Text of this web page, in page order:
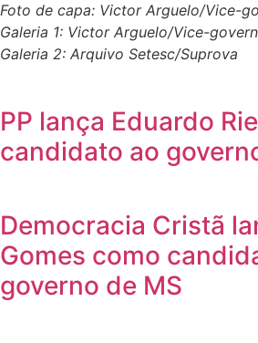
Foto de capa: Victor Arguelo/Vice-
Galeria 1: Victor Arguelo/Vice-
Galeria 2: Arquivo Setesc/Suprova
PP lança Eduardo
candidato ao
Democracia Cristã
Gomes como
governo de MS